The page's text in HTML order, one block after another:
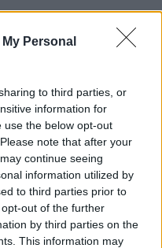
Personal
to third parties, or
information for
use the below opt-out
note that after your
continue seeing
information utilized by
to third parties prior to
out of the further
by third parties on the
This information may
y los
desde 2026, luego
detención y traslado a
Mayo” Zambada. Ese
y alimentó
han afectado la
pueblos del sur